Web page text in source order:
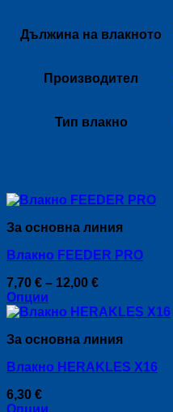
Дължина на влакното
Производител
Тип влакно
За основна линия
Влакно FEEDER PRO
7,70 € – 12,00 €Price
7,70 €
12,00 €
Опции
This
has
variants.
options
За основна линия
Влакно HERAKLES X16
6,30 €
Опции